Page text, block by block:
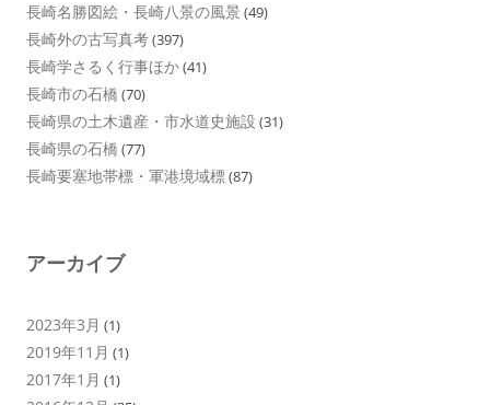
長崎名勝図絵・長崎八景の風景 (49)
長崎外の古写真考(397)
長崎学さるく行事ほか(41)
長崎市の石橋 (70)
長崎県の土木遺産・市水道史施設 (31)
長崎県の石橋 (77)
長崎要塞地帯標・軍港境域標(87)
アーカイブ
2023年3月 (1)
2019年11月 (1)
2017年1月 (1)